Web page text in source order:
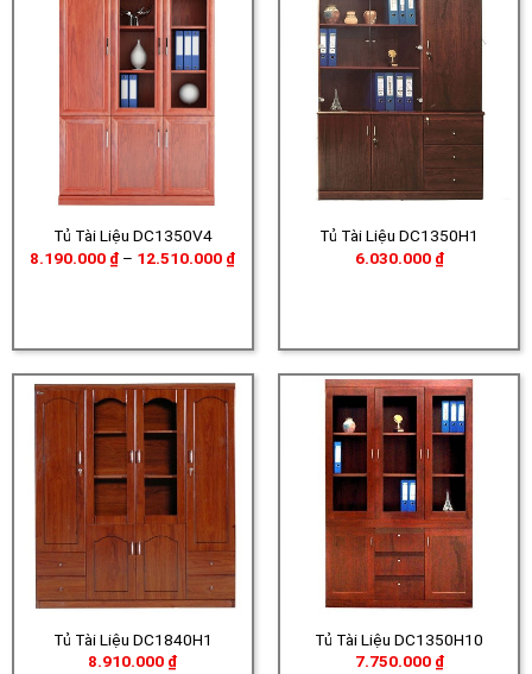
Tủ Tài Liệu DC1350V4
8.190.000 ₫ – 12.510.000 ₫Khoảng
Tủ Tài Liệu DC1350H1
6.030.000 ₫
Tủ Tài Liệu DC1840H1
8.910.000 ₫
Tủ Tài Liệu DC1350H10
7.750.000 ₫